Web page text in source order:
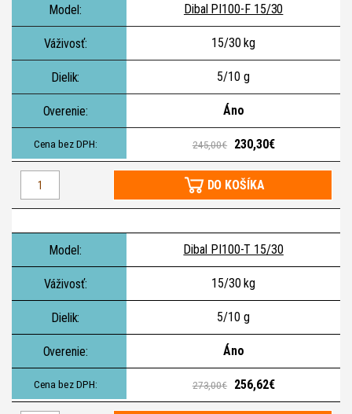
Dibal PI100-F 15/30
15/30 kg
5/10 g
Áno
245,00€ 230,30€
DO KOŠÍKA
Dibal PI100-T 15/30
15/30 kg
5/10 g
Áno
273,00€ 256,62€